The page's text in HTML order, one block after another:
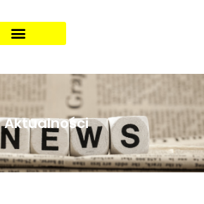
Aktualności